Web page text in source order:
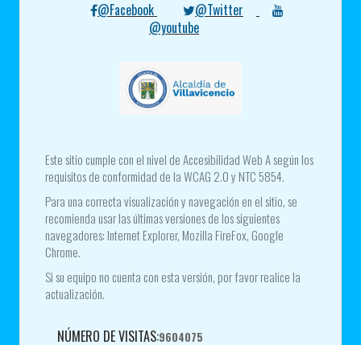
@Facebook
@Twitter
@youtube
Este sitio cumple con el nivel de Accesibilidad Web A según los
requisitos de conformidad de la WCAG 2.0 y NTC 5854.
Para una correcta visualización y navegación en el sitio, se
recomienda usar las últimas versiones de los siguientes
navegadores: Internet Explorer, Mozilla FireFox, Google
Chrome.
Si su equipo no cuenta con esta versión, por favor realice la
actualización.
NÚMERO DE VISITAS:9604075